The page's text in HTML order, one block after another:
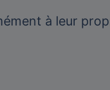
à leur